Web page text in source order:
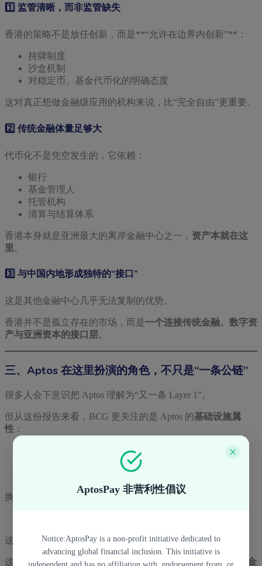
1️⃣ 监管清晰，而非监管缺失
香港的策略不是放任创新，而是**“允许在边界内创新”**：
持牌制度
沙盒机制
对稳定币、基金代币化的明确态度
这对真正想做金融级应用的机构来说，比“完全自由”更重要。
2️⃣ 传统金融体量足够大
代币化不是凭空发生的，它依赖：
银行
基金管理人
托管机构
清算与结算体系
香港本身就是亚洲最大的离岸金融中心之一， 资产本就在这
里。
3️⃣ 与中国内地形成独特的“接口”
这是其他金融中心几乎无法复制的优势。
香港并不是孤立存在的市场，而是一个连接传统金融、数字资
产与亚洲资本的接口层。
三、Aptos 在这里扮演的角色，不只是“一条公链”
很多人会下意识把 Aptos 理解为“又一条 Layer 1”。
但从这份报告来看，BCG 更关注的是 Aptos 的基础设施属
性 ：
更适合金融级应用的账户模型
换句话说，这不是为 NFT 或 Meme 准备的链，而是为：
这种“低容错率”的场景准备的。
这也是为什么，Aptos 会频繁出现在支付、稳定币、RWA、金
AptosPay 非营利性倡议
Notice:AptosPay is a non-profit initiative dedicated to
advancing global financial inclusion. This initiative is